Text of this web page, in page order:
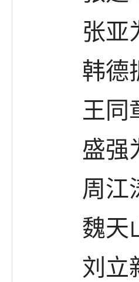
张亚为
韩德振
王同章
盛强为
周江涛
魏天山
刘立新